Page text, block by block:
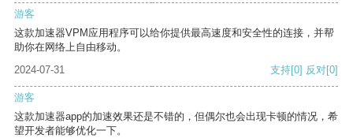
游客
这款加速器VPM应用程序可以给你提供最高速度和安全性的连接，并帮
助你在网络上自由移动。
2024-07-31
支持[0] 反对[0]
游客
这款加速器app的加速效果还是不错的，但偶尔也会出现卡顿的情况，希
望开发者能够优化一下。